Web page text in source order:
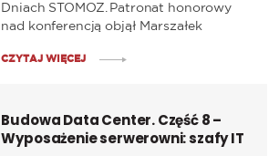
Dniach STOMOZ. Patronat honorowy
nad konferencją objął Marszałek
Jarosław Stawiarski.
CZYTAJ WIĘCEJ
Budowa Data Center. Część 8 –
Wyposażenie serwerowni: szafy IT